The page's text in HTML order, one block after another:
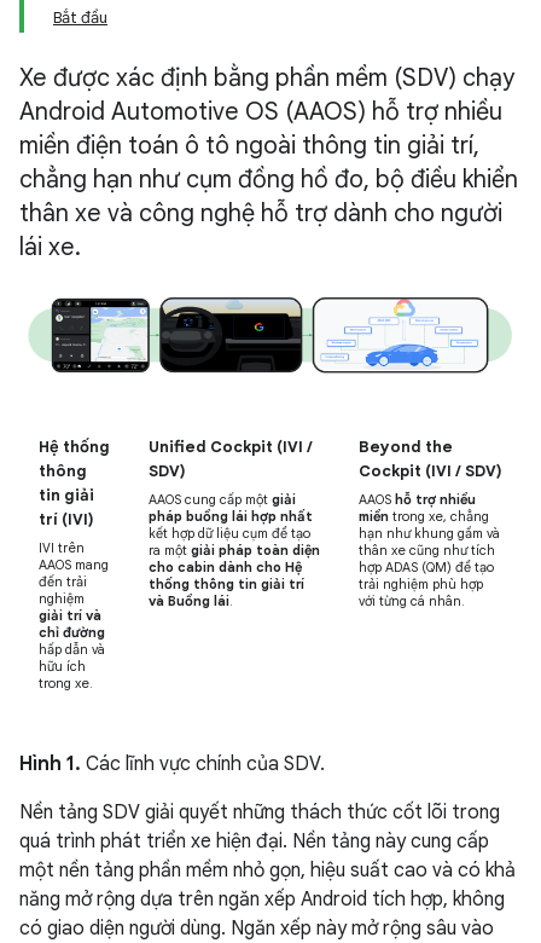
Bắt đầu
Xe được xác định bằng phần mềm (SDV) chạy
Android Automotive OS (AAOS) hỗ trợ nhiều
miền điện toán ô tô ngoài thông tin giải trí,
chẳng hạn như cụm đồng hồ đo, bộ điều khiển
thân xe và công nghệ hỗ trợ dành cho người
lái xe.
Hệ thống
thông
tin giải
trí (IVI)
IVI trên
AAOS mang
đến trải
nghiệm
giải trí và
chỉ đường
hấp dẫn và
hữu ích
trong xe.
Unified Cockpit (IVI /
SDV)
AAOS cung cấp một giải
pháp buồng lái hợp nhất
kết hợp dữ liệu cụm để tạo
ra một giải pháp toàn diện
cho cabin dành cho Hệ
thống thông tin giải trí
và Buồng lái.
Beyond the
Cockpit (IVI / SDV)
AAOS hỗ trợ nhiều
miền trong xe, chẳng
hạn như khung gầm và
thân xe cũng như tích
hợp ADAS (QM) để tạo
trải nghiệm phù hợp
với từng cá nhân.
Hình 1. Các lĩnh vực chính của SDV.
Nền tảng SDV giải quyết những thách thức cốt lõi trong
quá trình phát triển xe hiện đại. Nền tảng này cung cấp
một nền tảng phần mềm nhỏ gọn, hiệu suất cao và có khả
năng mở rộng dựa trên ngăn xếp Android tích hợp, không
có giao diện người dùng. Ngăn xếp này mở rộng sâu vào